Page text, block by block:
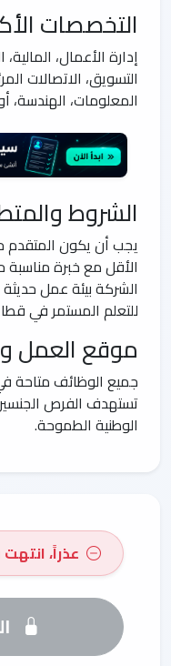
التخصصات
إدارة الأعمال،
التسويق، الاتصالات
المعلومات، الهندسة،
الشروط
يجب أن يكون المتقدم
الأقل مع خبرة
الشركة بيئة عمل
للتعلم المستمر في
موقع العمل
جميع الوظائف متاحة
تستهدف الفرص
الوطنية الطموحة.
عذراً،